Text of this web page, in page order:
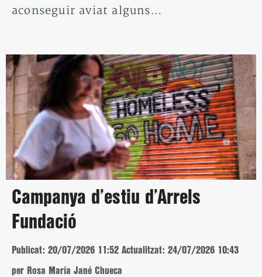
aconseguir aviat alguns…
Campanya d’estiu d’Arrels
Fundació
Publicat: 20/07/2026 11:52 Actualitzat: 24/07/2026 10:43
per Rosa María Jané Chueca